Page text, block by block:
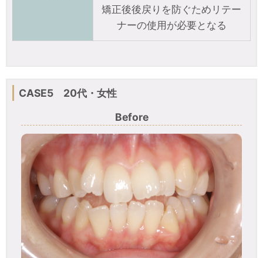
矯正後後戻りを防ぐためリテー
ナーの使用が必要となる
CASE5 20代・女性
Before